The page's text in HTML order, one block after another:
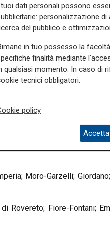
di Messina; Pagnotta-
Udine; Saccenti-Miniutti;
di Pinerolo; Di Giacinto-
Caputi; Colarossi-
di Molfetta; Perrotti-
Moro-Garzelli;
Rovereto; Fiore-Fontani;
dati personali possono
personalizzazione
del pubblico e
in tuo possesso la
finalità mediante
qualsiasi momento. In caso di
tecnici obbligatori.
policy